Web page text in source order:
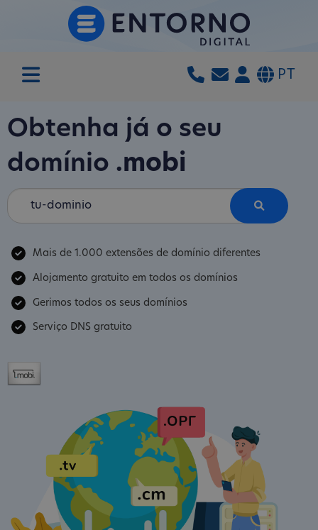
PT
Obtenha já o seu
domínio .mobi
Mais de 1.000 extensões de domínio diferentes
Alojamento gratuito em todos os domínios
Gerimos todos os seus domínios
Serviço DNS gratuito